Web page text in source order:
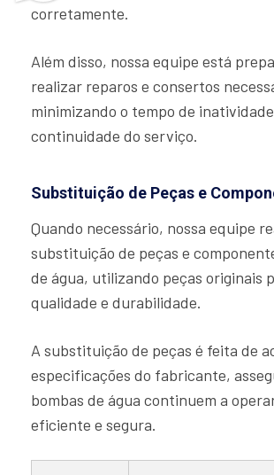
corretamente.
Além disso, nossa equipe está
realizar reparos e consertos
minimizando o tempo de
continuidade do serviço.
Substituição de Peças e
Quando necessário, nossa equipe
substituição de peças e
de água, utilizando peças originais
qualidade e durabilidade.
A substituição de peças é feita de
especificações do fabricante,
bombas de água continuem a
eficiente e segura.